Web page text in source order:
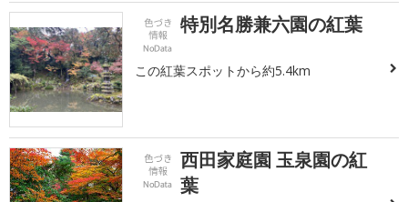
特別名勝兼六園の紅葉
この紅葉スポットから約5.4km
西田家庭園 玉泉園の紅
葉